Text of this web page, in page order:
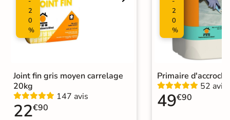
Pièce humides
Plancher
Conditionnement Boite
Choix
2
0
%
Joint fin gris moyen carrelage
20kg
147 avis
22€90
2
0
%
Primaire
52 avis
49€90